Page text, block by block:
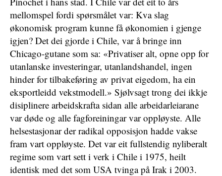
mellomspel fordi spørsmålet var: Kva slag
økonomisk program kunne få økonomien i gjenge
igjen? Det dei gjorde i Chile, var å bringe inn
Chicago-gutane som sa: «Privatiser alt, opne opp for
utanlanske investeringar, utanlandshandel, ingen
hinder for tilbakeføring av privat eigedom, ha ein
eksportleidd vekstmodell.» Sjølvsagt trong dei ikkje
disiplinere arbeidskrafta sidan alle arbeidarleiarane
var døde og alle fagforeiningar var oppløyste. Alle
helsestasjonar der radikal opposisjon hadde vakse
fram vart oppløyste. Det var eit fullstendig nyliberalt
regime som vart sett i verk i Chile i 1975, heilt
identisk med det som USA tvinga på Irak i 2003.